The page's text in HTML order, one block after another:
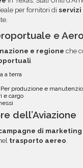
con link
per fornitori di servizi
e
nazione e regione che
.
a terra
produzione e
e cargo
dell’Aviazione
di marketing
trasporto aereo